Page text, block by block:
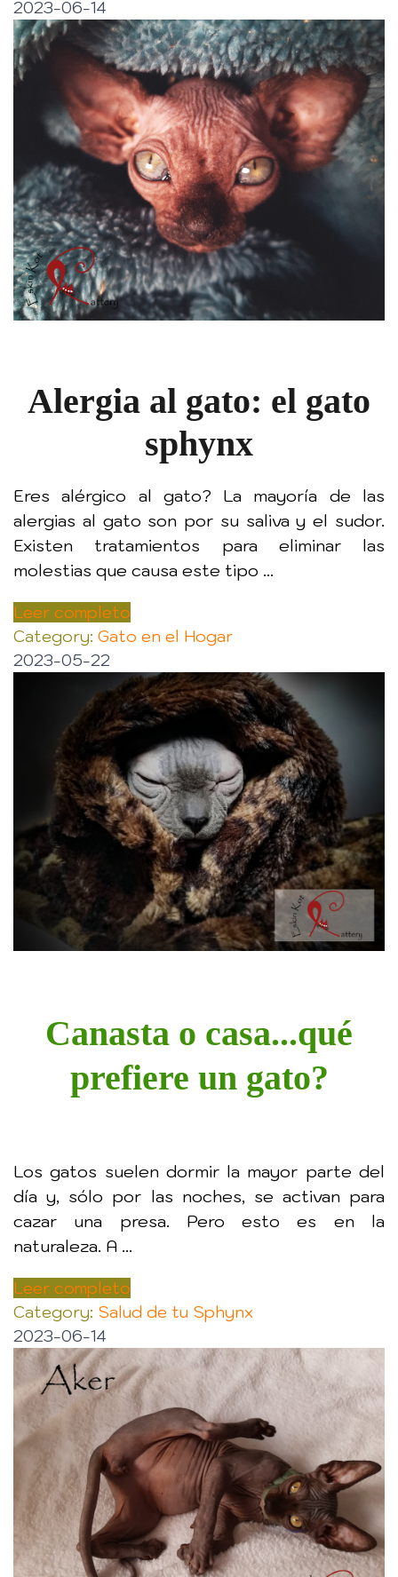
2023-06-14
Alergia al gato: el gato
sphynx
Eres alérgico al gato? La mayoría de las
alergias al gato son por su saliva y el sudor.
Existen tratamientos para eliminar las
molestias que causa este tipo ...
Leer completo
Category: Gato en el Hogar
2023-05-22
Canasta o casa...qué
prefiere un gato?
Los gatos suelen dormir la mayor parte del
día y, sólo por las noches, se activan para
cazar una presa. Pero esto es en la
naturaleza. A ...
Leer completo
Category: Salud de tu Sphynx
2023-06-14